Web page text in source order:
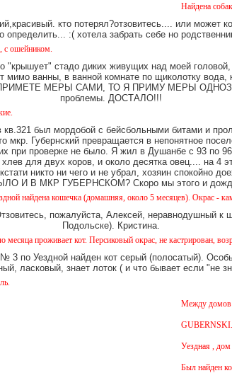
Найдена собака.
кто потерял?отзовитесь.... или может
определить... :( хотела забрать себе но
"крышует" стадо диких живущих над моей
ванны, в ванной комнате по щиколотку вода,
ПРИМЕТЕ МЕРЫ САМИ, ТО Я ПРИМУ МЕРЫ
проблемы. ДОСТАЛО!!!
был мордобой с бейсбольными битами и
мкр. Губернский превращается в непонятное
при проверке не было. Я жил в Душанбе с 93 по
для двух коров, и около десятка овец.... на
никто ни чего и не убрал, хозяин
В МКР ГУБЕРНСКОМ? Скоро мы этого и
кошечка (домашняя, около 5 месяцев). Окрас -
пожалуйста, Алексей, неравнодушный к
Подольске). Кристина.
кот. Персиковый окрас, не кастрирован, возраст
3 по Уездной найден кот серый (полосатый).
ласковый, знает лоток ( и что бывает если "не
Между домов 13 и
Уездная , дом 2 .
Был найден